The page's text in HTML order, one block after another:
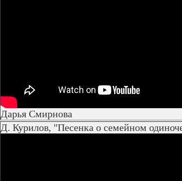
Дарья Смирнова
Д. Курилов, "Песенка о семейном